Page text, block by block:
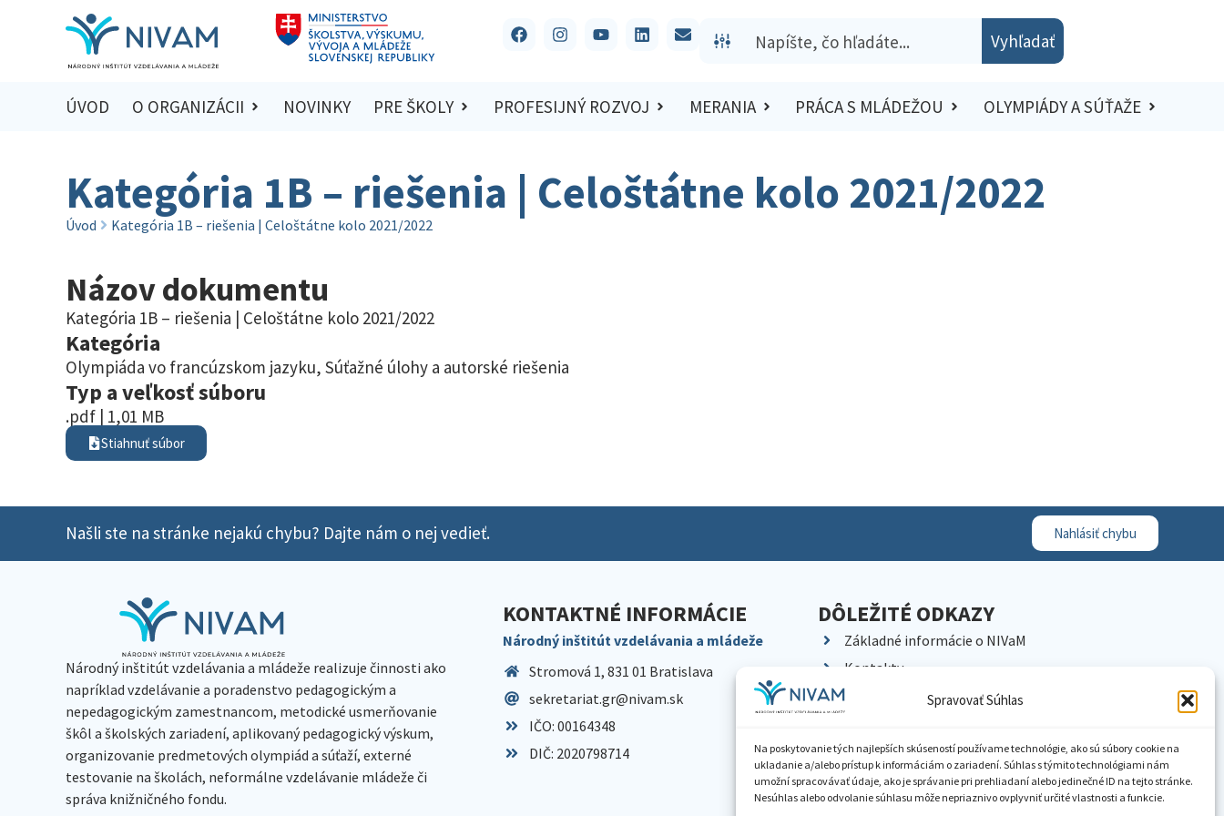
Spravovať Súhlas
Na poskytovanie tých najlepších skúseností používame technológie, ako sú súbory cookie na
ukladanie a/alebo prístup k informáciám o zariadení. Súhlas s týmito technológiami nám
umožní spracovávať údaje, ako je správanie pri prehliadaní alebo jedinečné ID na tejto stránke.
Nesúhlas alebo odvolanie súhlasu môže nepriaznivo ovplyvniť určité vlastnosti a funkcie.
Vyhľadať
ÚVOD O ORGANIZÁCII NOVINKY PRE ŠKOLY PROFESIJNÝ ROZVOJ MERANIA PRÁCA S MLÁDEŽOU OLYMPIÁDY A SÚŤAŽE
Kategória 1B – riešenia | Celoštátne kolo 2021/2022
Úvod Kategória 1B – riešenia | Celoštátne kolo 2021/2022
Názov dokumentu
Kategória 1B – riešenia | Celoštátne kolo 2021/2022
Kategória
Olympiáda vo francúzskom jazyku, Súťažné úlohy a autorské riešenia
Typ a veľkosť súboru
.pdf | 1,01 MB
Stiahnuť súbor
Našli ste na stránke nejakú chybu? Dajte nám o nej vedieť. Nahlásiť chybu
Národný inštitút vzdelávania a mládeže realizuje činnosti ako
napríklad vzdelávanie a poradenstvo pedagogickým a
nepedagogickým zamestnancom, metodické usmerňovanie
škôl a školských zariadení, aplikovaný pedagogický výskum,
organizovanie predmetových olympiád a súťaží, externé
testovanie na školách, neformálne vzdelávanie mládeže či
správa knižničného fondu.
KONTAKTNÉ INFORMÁCIE
Národný inštitút vzdelávania a mládeže
Stromová 1, 831 01 Bratislava
sekretariat.gr@nivam.sk
IČO: 00164348
DIČ: 2020798714
DÔLEŽITÉ ODKAZY
Základné informácie o NIVaM
Kontakty
Kariéra
Pracoviská NIVaM
Dokumenty inštitúcie
Knižnica